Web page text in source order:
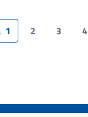
1 2 3 4